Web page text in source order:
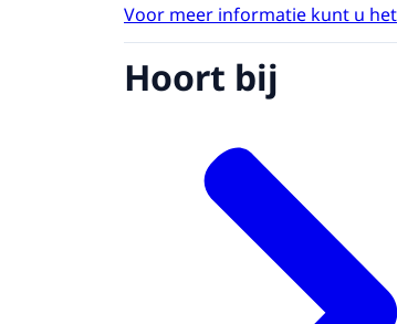
Voor meer informatie kunt u
Hoort bij